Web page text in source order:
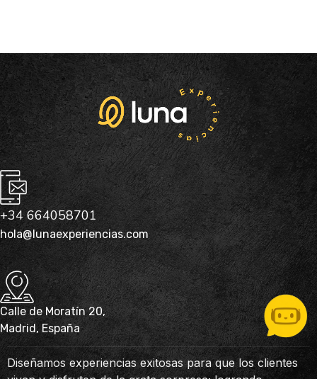
+34 664058701
hola@lunaexperiencias.com
Calle de Moratín 20,
Madrid, España
Diseñamos experiencias exitosas para que los clientes